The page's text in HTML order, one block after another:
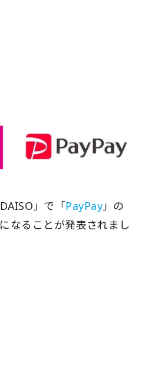
」で「PayPay」の
なることが発表されまし